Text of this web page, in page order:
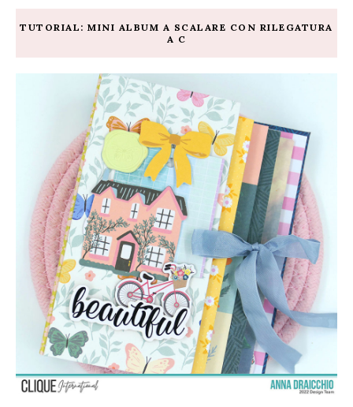
TUTORIAL: MINI ALBUM A SCALARE CON RILEGATURA
A C